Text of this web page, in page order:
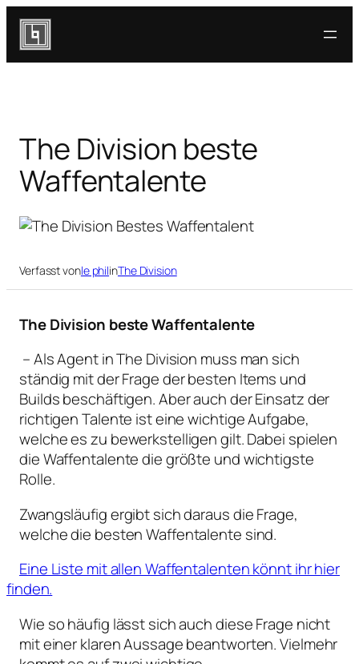
Zum
Inhalt
springen
The Division beste
Waffentalente
Verfasst vonle philinThe Division
The Division beste Waffentalente
– Als Agent in The Division muss man sich
ständig mit der Frage der besten Items und
Builds beschäftigen. Aber auch der Einsatz der
richtigen Talente ist eine wichtige Aufgabe,
welche es zu bewerkstelligen gilt. Dabei spielen
die Waffentalente die größte und wichtigste
Rolle.
Zwangsläufig ergibt sich daraus die Frage,
welche die besten Waffentalente sind.
Eine Liste mit allen Waffentalenten könnt ihr hier
finden.
Wie so häufig lässt sich auch diese Frage nicht
mit einer klaren Aussage beantworten. Vielmehr